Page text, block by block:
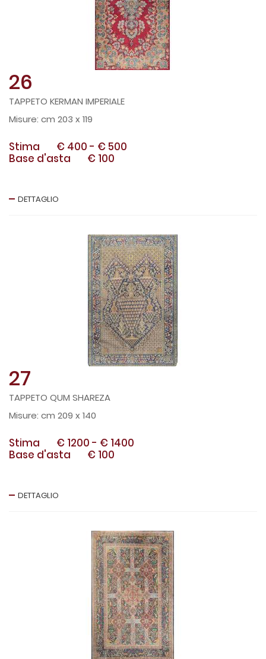
26
TAPPETO KERMAN IMPERIALE
cm 203 x 119
Stima € 400 - € 500
Base d'asta
€ 100
DETTAGLIO
27
TAPPETO QUM SHAREZA
cm 209 x 140
Stima € 1200 - € 1400
Base d'asta
€ 100
DETTAGLIO